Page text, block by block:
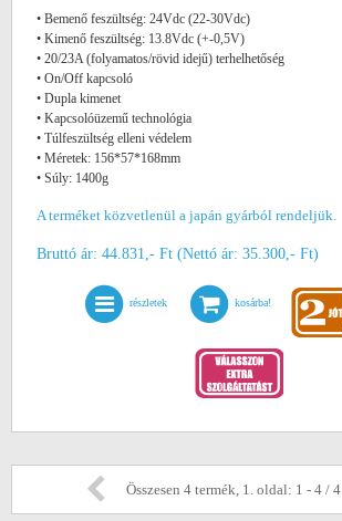
• Bemenő feszültség: 24Vdc (22-30Vdc)
• Kimenő feszültség: 13.8Vdc (+-0,5V)
• 20/23A (folyamatos/rövid idejű) terhelhetőség
• On/Off kapcsoló
• Dupla kimenet
• Kapcsolóüzemű technológia
• Túlfeszültség elleni védelem
• Méretek: 156*57*168mm
• Súly: 1400g
A terméket közvetlenül a japán gyárból rendeljük.
Bruttó ár: 44.831,- Ft (Nettó ár: 35.300,- Ft)
részletek kosárba!
Összesen 4 termék, 1. oldal: 1 - 4 / 4